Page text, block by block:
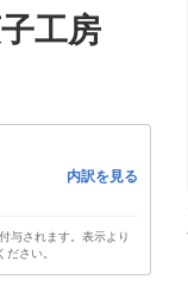
工房
内訳を見る
与されます。表示より
さい。